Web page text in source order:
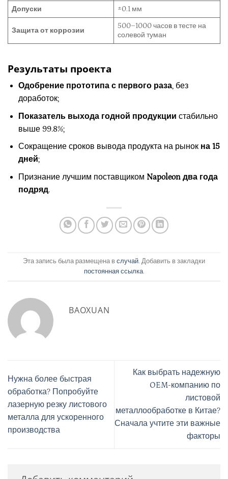
Допуски ±0.1 мм
Защита от коррозии
500–1000 часов в тесте на
солевой туман
Результаты проекта
Одобрение прототипа с первого раза, без
доработок;
Показатель выхода годной продукции стабильно
выше 99.8%;
Сокращение сроков вывода продукта на рынок на 15
дней;
Признание лучшим поставщиком Napoleon два года
подряд.
Эта запись была размещена в случай. Добавить в закладки
постоянная ссылка.
BAOXUAN
Нужна более быстрая
обработка? Попробуйте
лазерную резку листового
металла для ускоренного
производства
Как выбрать надежную
OEM-компанию по
листовой
металлообработке в Китае?
Сначала учтите эти важные
факторы